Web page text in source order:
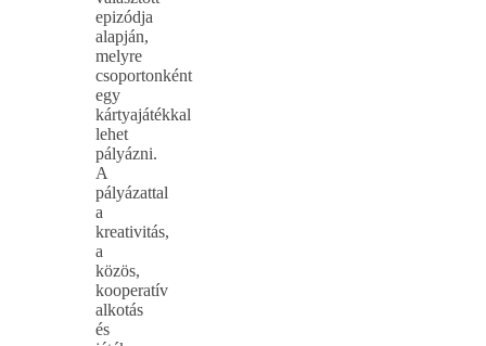
epizódja
alapján,
melyre
csoportonként
egy
kártyajátékkal
lehet
pályázni.
A
pályázattal
a
kreativitás,
a
közös,
kooperatív
alkotás
és